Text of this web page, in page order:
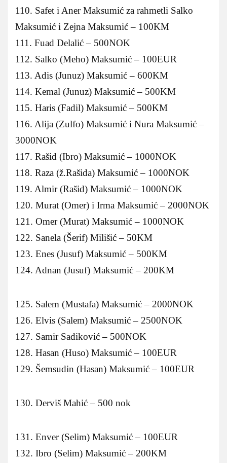
110. Safet i Aner Maksumić za rahmetli Salko
Maksumić i Zejna Maksumić – 100KM
111. Fuad Delalić – 500NOK
112. Salko (Meho) Maksumić – 100EUR
113. Adis (Junuz) Maksumić – 600KM
114. Kemal (Junuz) Maksumić – 500KM
115. Haris (Fadil) Maksumić – 500KM
116. Alija (Zulfo) Maksumić i Nura Maksumić –
3000NOK
117. Rašid (Ibro) Maksumić – 1000NOK
118. Raza (ž.Rašida) Maksumić – 1000NOK
119. Almir (Rašid) Maksumić – 1000NOK
120. Murat (Omer) i Irma Maksumić – 2000NOK
121. Omer (Murat) Maksumić – 1000NOK
122. Sanela (Šerif) Milišić – 50KM
123. Enes (Jusuf) Maksumić – 500KM
124. Adnan (Jusuf) Maksumić – 200KM
125. Salem (Mustafa) Maksumić – 2000NOK
126. Elvis (Salem) Maksumić – 2500NOK
127. Samir Sadiković – 500NOK
128. Hasan (Huso) Maksumić – 100EUR
129. Šemsudin (Hasan) Maksumić – 100EUR
130. Derviš Mahić – 500 nok
131. Enver (Selim) Maksumić – 100EUR
132. Ibro (Selim) Maksumić – 200KM